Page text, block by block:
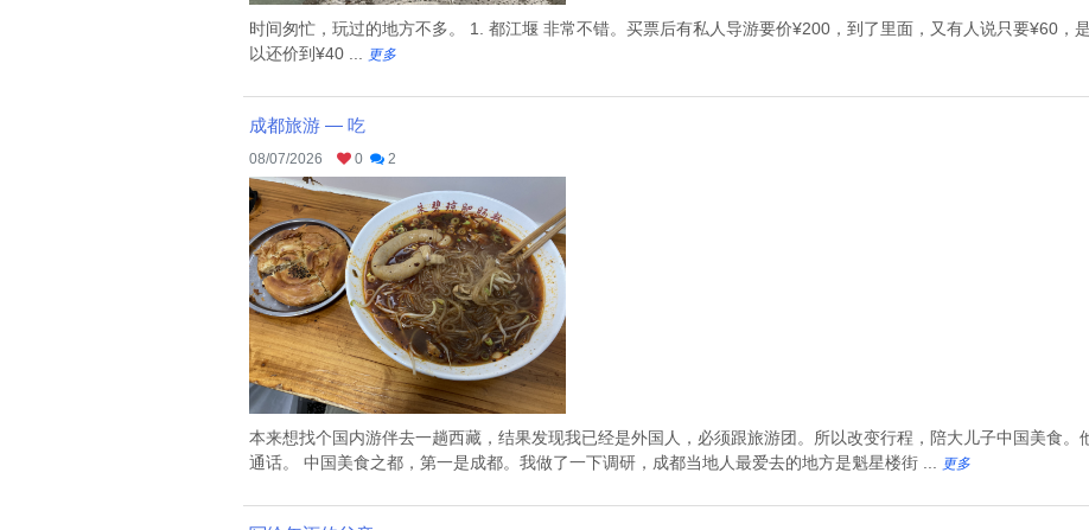
时间匆忙，玩过的地方不多。 1. 都江堰 非常不错。买票后有私人导游要价¥200，到了里面，又有人说只要¥60，
以还价到¥40 ...
更多
成都旅游 — 吃
08/07/2026 0 2
本来想找个国内游伴去一趟西藏，结果发现我已经是外国人，必须跟旅游团。所以改变行程，陪大儿子中国美食。
通话。 中国美食之都，第一是成都。我做了一下调研，成都当地人最爱去的地方是魁星楼街 ...
更多